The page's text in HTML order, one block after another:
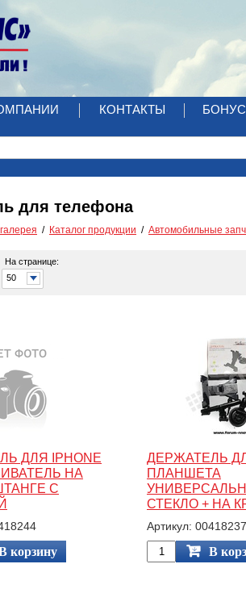
КОНТАКТЫ
для телефона
Каталог продукции Автомобильные
На странице:
50
ДЛЯ IPHONE
НА
С
корзину
ДЕРЖАТЕЛЬ
ПЛАНШЕТА
СТЕКЛО + НА
Артикул: 00418237
В